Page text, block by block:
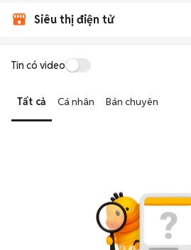
Siêu thị điện tử
Tin có video
Tất cả Cá nhân Bán chuyên